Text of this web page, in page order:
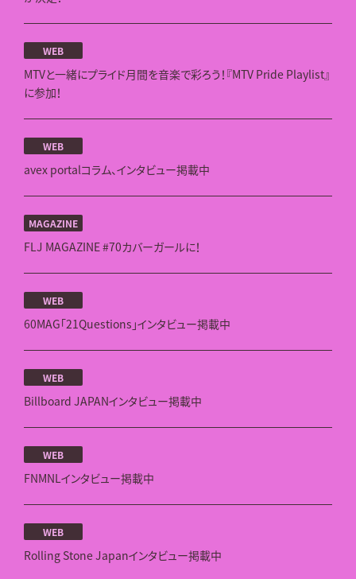
WEB
MTVと一緒にプライド月間を音楽で彩ろう！『MTV Pride Playlist』
に参加！
WEB
avex portalコラム、インタビュー掲載中
MAGAZINE
FLJ MAGAZINE #70カバーガールに！
WEB
60MAG「21Questions」インタビュー掲載中
WEB
Billboard JAPANインタビュー掲載中
WEB
FNMNLインタビュー掲載中
WEB
Rolling Stone Japanインタビュー掲載中